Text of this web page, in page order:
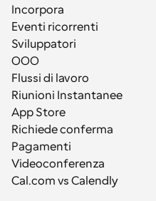
Incorpora
Eventi ricorrenti
Sviluppatori
OOO
Flussi di lavoro
Riunioni Instantanee
App Store
Richiede conferma
Pagamenti
Videoconferenza
Cal.com vs Calendly